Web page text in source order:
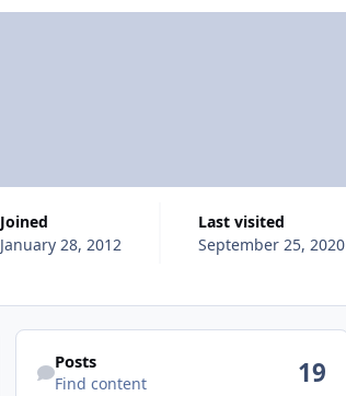
Joined
January 28, 2012
Last visited
September 25, 2020
Find content
Posts
Find content 19